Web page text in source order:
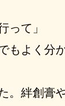
って」
よく分か
。絆創膏